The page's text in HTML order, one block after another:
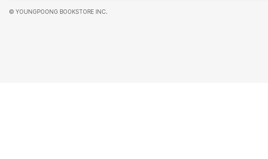
© YOUNGPOONG BOOKSTORE INC.